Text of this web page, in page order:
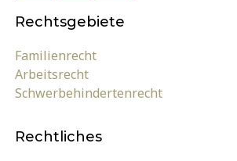
Rechts­gebiete
Familienrecht
Arbeitsrecht
Schwerbehindertenrecht
Rechtliches